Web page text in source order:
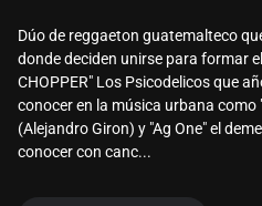
Dúo de reggaeton guatemalteco
donde deciden unirse para formar
CHOPPER" Los Psicodelicos que
conocer en la música urbana como
(Alejandro Giron) y "Ag One" el
conocer con canc...